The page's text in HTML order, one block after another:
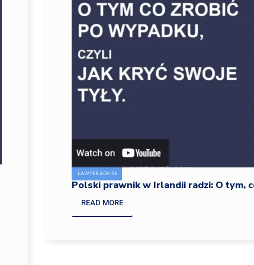
LAWYER ADVISE
Polski prawnik w Irlandii radzi: O tym,
READ MORE